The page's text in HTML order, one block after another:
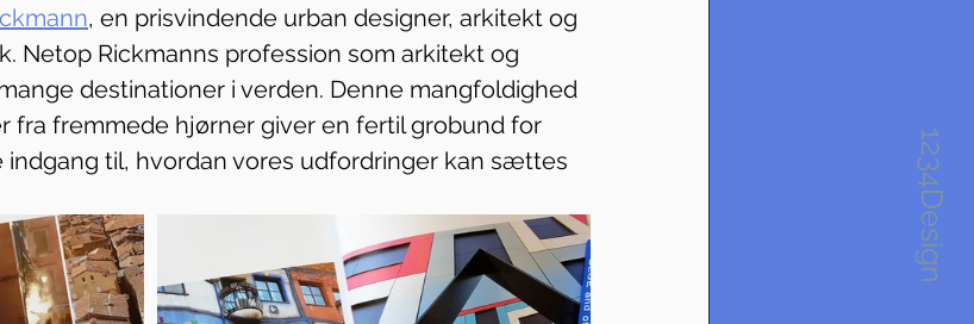
1234Design
, en prisvindende urban designer, arkitekt og
Netop Rickmanns profession som arkitekt og
destinationer i verden. Denne mangfoldighed
fra fremmede hjørner giver en fertil grobund for
til, hvordan vores udfordringer kan sættes